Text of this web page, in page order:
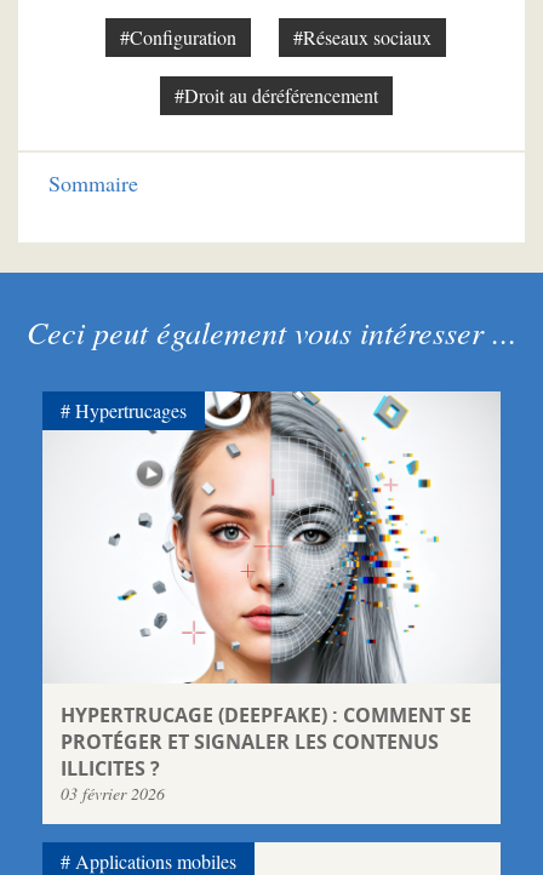
#Configuration #Réseaux sociaux
#Droit au déréférencement
Sommaire
Ceci peut également vous intéresser ...
HYPERTRUCAGE (DEEPFAKE) : COMMENT SE
PROTÉGER ET SIGNALER LES CONTENUS
ILLICITES ?
03 février 2026
Hypertrucages
Applications mobiles